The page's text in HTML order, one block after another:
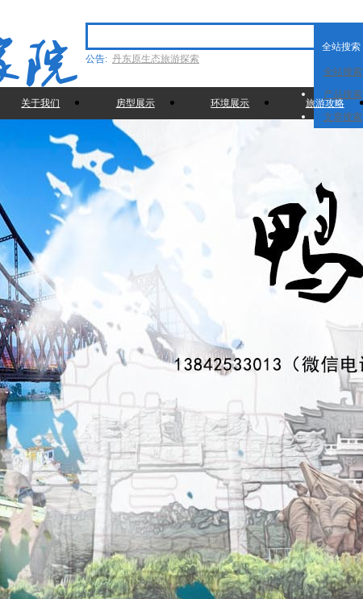
全站搜索
全站搜索
产品搜索
文章搜索
公告: 丹东原生态旅游探索
探寻田园诗画中的温馨联系：绿江农家院电话
背后的故事
绿江农家院食宿：回归自然的温馨港湾
绿江原生态旅游区环境保护
绿江原生态旅游区简介
绿江农家院告诉您东北特色年菜杀猪菜的作法
绿江原生态旅游告诉您冬季旅游注意事项
关于我们 房型展示 环境展示 旅游攻略